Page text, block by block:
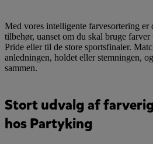
Med vores intelligente farvesortering er
tilbehør, uanset om du skal bruge
Pride eller til de store sportsfinaler.
anledningen, holdet eller stemningen,
sammen.
Stort udvalg af
hos Partyking